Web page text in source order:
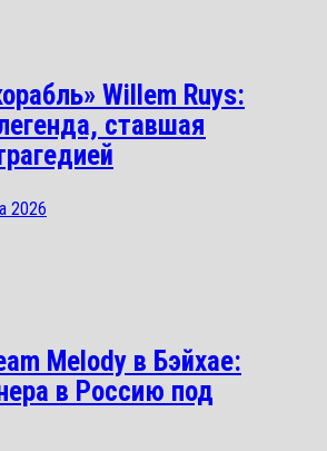
Willem Ruys:
ставшая
2026
Melody в Бэйхае:
в Россию под